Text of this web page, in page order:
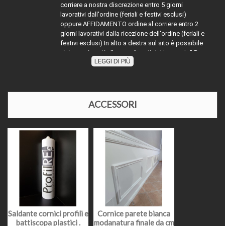
corriere a nostra discrezione entro 5 giorni
lavorativi dall'ordine (feriali e festivi esclusi)
oppure AFFIDAMENTO ordine al corriere entro 2
giorni lavorativi dalla ricezione dell'ordine (feriali e
festivi esclusi) In alto a destra sul sito è possibile
visionare i costi alla voce "costi del trasporto" Per
la merce con diciture diverse da MERCE PRONTO
evaso 2 giorni lavorativi) ai tempi dell'affidamento
al corriere richiesto, oppure contattarci
telefonicamente o via mail per disponibilità e
relativi tempi di affidamento al corriere. Nel periodo
di Agosto e nelle festività natalizie l'affidamento
della merce ai corrieri potrebbe slittare causa
chiusura impianti di produzione o festività in
PREZZI E IVA
Il prezzo come indicato, si intende a pannello e
comprensivo di iva al 22%, il prodotto facendo
parte dei prodotti definiti "materia prima" ed
essendo una sola cessione senza la posa in
opera, deve essere assoggettato con iva al 22%,
LEGGI DI PIÙ
ACCESSORI
Saldante cornici profili e
battiscopa plastici .
Cornice parete bianca
modanatura finale da cm